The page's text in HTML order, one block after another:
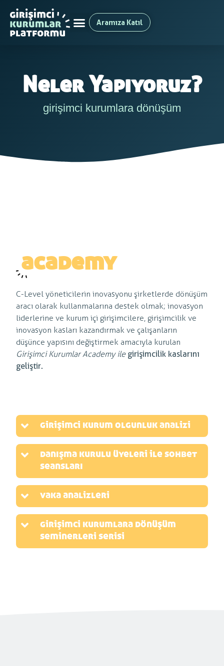
Aramıza Katıl
Neler Yapıyoruz?
girişimci kurumlara dönüşüm
academy
C-Level yöneticilerin inovasyonu şirketlerde dönüşüm
aracı olarak kullanmalarına destek olmak; inovasyon
liderlerine ve kurum içi girişimcilere, girişimcilik ve
inovasyon kasları kazandırmak ve çalışanların
düşünce yapısını değiştirmek amacıyla kurulan
Girişimci Kurumlar Academy ile girişimcilik kaslarını
geliştir.
girişimci kurum olgunluk analizi
danışma kurulu üyeleri ile sohbet
seansları
vaka analizleri
girişimci kurumlara dönüşüm
seminerleri serisi